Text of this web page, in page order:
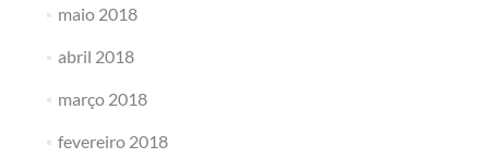
maio 2018
abril 2018
março 2018
fevereiro 2018